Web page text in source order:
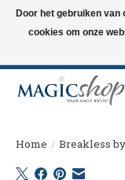
Altijd de nieuwste trucs
Langskomen in onze
Home / Breakless
Door het gebruiken van
cookies om onze